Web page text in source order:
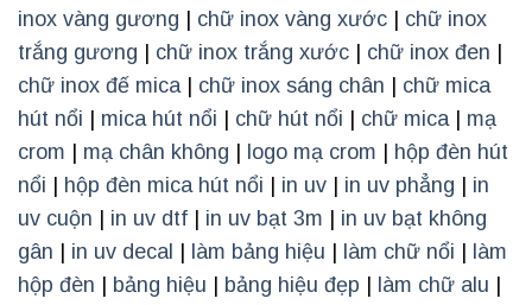
inox vàng gương
chữ inox vàng xước
chữ inox
trắng gương
chữ inox trắng xước chữ inox đen
chữ inox đế mica| chữ inox sáng chân
chữ mica
hút nổi
mica hút nổi chữ hút nổi chữ mica| mạ
crom
mạ chân không logo mạ crom
hộp đèn hút
nổi
hộp đèn mica hút nổi in uv in uv phẳng
in
uv cuộn
in uv dtf in uv bạt 3m
in uv bạt không
gân
in uv decal làm bảng hiệu làm chữ nổi
làm
hộp đèn
bảng hiệu bảng hiệu đẹp làm chữ alu